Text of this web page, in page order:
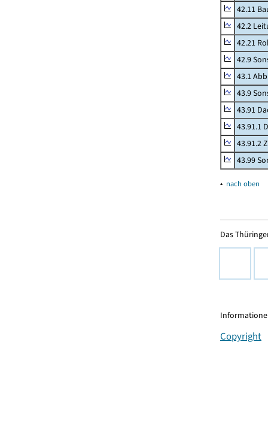
42.11
42.2
42.21
42.9
43.1
43.9
43.91
43.91.1
43.91.2
43.99
▴ nach oben
Das
Copyright